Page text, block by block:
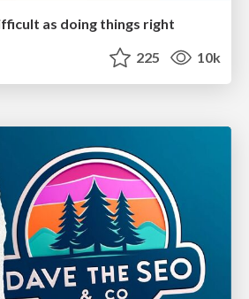
as doing things right
225 10k